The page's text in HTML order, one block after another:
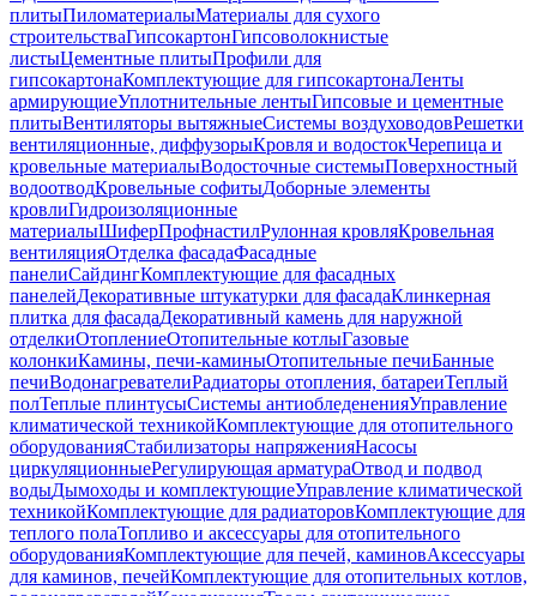
плитыПиломатериалыМатериалы для сухого
строительстваГипсокартонГипсоволокнистые
листыЦементные плитыПрофили для
гипсокартонаКомплектующие для гипсокартонаЛенты
армирующиеУплотнительные лентыГипсовые и цементные
плитыВентиляторы вытяжныеСистемы воздуховодовРешетки
вентиляционные, диффузорыКровля и водостокЧерепица и
кровельные материалыВодосточные системыПоверхностный
водоотводКровельные софитыДоборные элементы
кровлиГидроизоляционные
материалыШиферПрофнастилРулонная кровляКровельная
вентиляцияОтделка фасадаФасадные
панелиСайдингКомплектующие для фасадных
панелейДекоративные штукатурки для фасадаКлинкерная
плитка для фасадаДекоративный камень для наружной
отделкиОтоплениеОтопительные котлыГазовые
колонкиКамины, печи-каминыОтопительные печиБанные
печиВодонагревателиРадиаторы отопления, батареиТеплый
полТеплые плинтусыСистемы антиобледененияУправление
климатической техникойКомплектующие для отопительного
оборудованияСтабилизаторы напряженияНасосы
циркуляционныеРегулирующая арматураОтвод и подвод
водыДымоходы и комплектующиеУправление климатической
техникойКомплектующие для радиаторовКомплектующие для
теплого полаТопливо и аксессуары для отопительного
оборудованияКомплектующие для печей, каминовАксессуары
для каминов, печейКомплектующие для отопительных котлов,